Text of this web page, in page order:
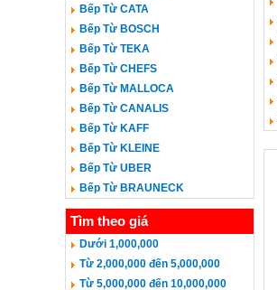
Bếp Từ CATA
Bếp Từ BOSCH
Bếp Từ TEKA
Bếp Từ CHEFS
Bếp Từ MALLOCA
Bếp Từ CANALIS
Bếp Từ KAFF
Bếp Từ KLEINE
Bếp Từ UBER
Bếp Từ BRAUNECK
Tìm theo giá
Dưới 1,000,000
Từ 2,000,000 đến 5,000,000
Từ 5,000,000 đến 10,000,000